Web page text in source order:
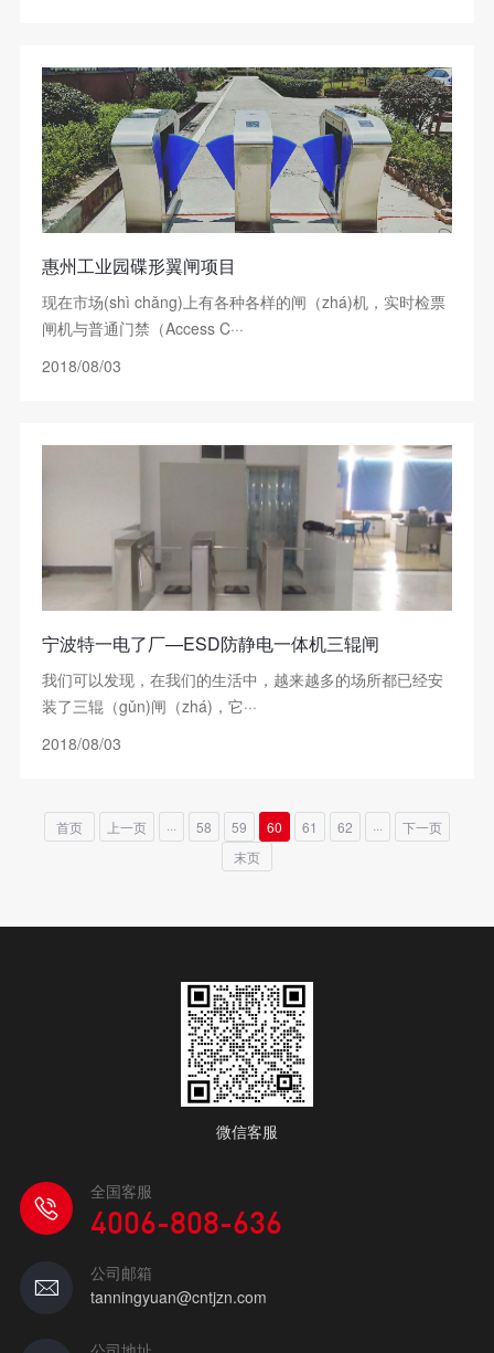
惠州工业园碟形翼闸项目
现在市场(shì chǎng)上有各种各样的闸（zhá)机，实时检票
闸机与普通门禁（Access C···
2018/08/03
宁波特一电了厂—ESD防静电一体机三辊闸
我们可以发现，在我们的生活中，越来越多的场所都已经安
装了三辊（gǔn)闸（zhá)，它···
2018/08/03
首页 上一页 ··· 58 59 60 61 62 ···
下一页
末页
微信客服
全国客服
4006-808-636
公司邮箱
tanningyuan@cntjzn.com